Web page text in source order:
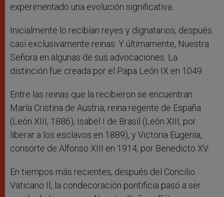
experimentado una evolución significativa.
Inicialmente lo recibían reyes y dignatarios, después
casi exclusivamente reinas. Y últimamente, Nuestra
Señora en algunas de sus advocaciones. La
distinción fue creada por el Papa León IX en 1049.
Entre las reinas que la recibieron se encuentran
María Cristina de Austria, reina regente de España
(León XIII, 1886); Isabel I de Brasil (León XIII, por
liberar a los esclavos en 1889), y Victoria Eugenia,
consorte de Alfonso XIII en 1914, por Benedicto XV.
En tiempos más recientes, después del Concilio
Vaticano II, la condecoración pontificia pasó a ser